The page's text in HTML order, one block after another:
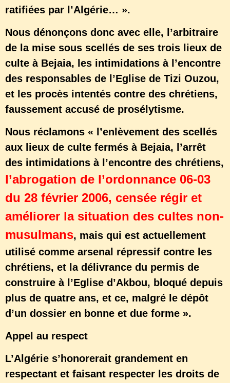
ratifiées par l’Algérie… ».
Nous dénonçons donc avec elle, l’arbitraire
de la mise sous scellés de ses trois lieux de
culte à Bejaia, les intimidations à l’encontre
des responsables de l’Eglise de Tizi Ouzou,
et les procès intentés contre des chrétiens,
faussement accusé de prosélytisme.
Nous réclamons « l’enlèvement des scellés
aux lieux de culte fermés à Bejaia, l’arrêt
des intimidations à l’encontre des chrétiens,
l’abrogation de l’ordonnance 06-03
du 28 février 2006, censée régir et
améliorer la situation des cultes non-
musulmans, mais qui est actuellement
utilisé comme arsenal répressif contre les
chrétiens, et la délivrance du permis de
construire à l’Eglise d’Akbou, bloqué depuis
plus de quatre ans, et ce, malgré le dépôt
d’un dossier en bonne et due forme ».
Appel au respect
L’Algérie s’honorerait grandement en
respectant et faisant respecter les droits de